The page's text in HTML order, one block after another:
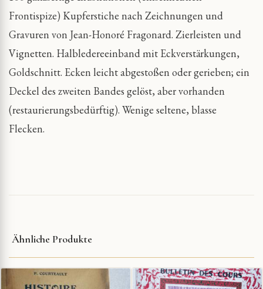
Frontispize) Kupferstiche nach Zeichnungen und
Gravuren von Jean-Honoré Fragonard. Zierleisten und
Vignetten. Halbledereeinband mit Eckverstärkungen,
Goldschnitt. Ecken leicht abgestoßen oder gerieben; ein
Deckel des zweiten Bandes gelöst, aber vorhanden
(restaurierungsbedürftig). Wenige seltene, blasse
Flecken.
Ähnliche Produkte